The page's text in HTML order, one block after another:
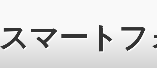
スマート